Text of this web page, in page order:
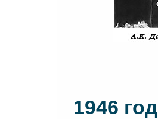
1946 год